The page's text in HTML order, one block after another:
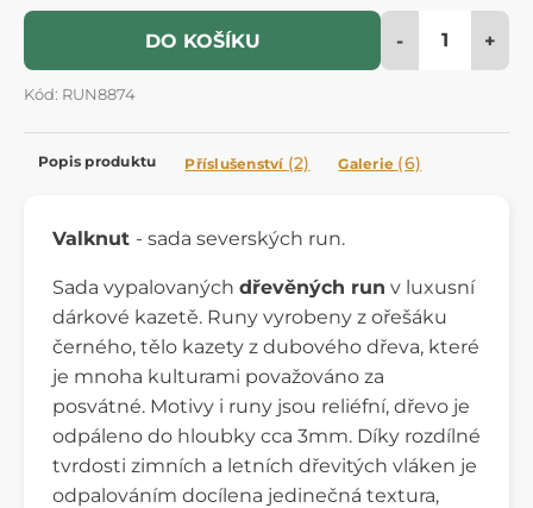
DO KOŠÍKU - +
Kód: RUN8874
Popis produktu Příslušenství (2) Galerie (6)
Valknut - sada severských run.
Sada vypalovaných dřevěných run v luxusní
dárkové kazetě. Runy vyrobeny z ořešáku
černého, tělo kazety z dubového dřeva, které
je mnoha kulturami považováno za
posvátné. Motivy i runy jsou reliéfní, dřevo je
odpáleno do hloubky cca 3mm. Díky rozdílné
tvrdosti zimních a letních dřevitých vláken je
odpalováním docílena jedinečná textura,